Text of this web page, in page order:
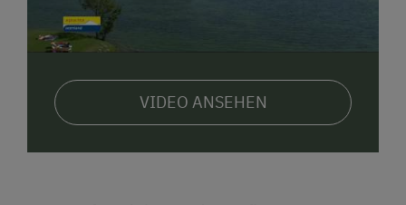
VIDEO ANSEHEN